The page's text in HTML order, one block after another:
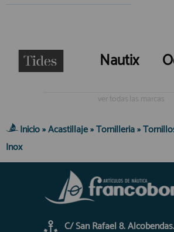
Nautix
ver todas las marcas
Inicio»Acastillaje»Tornilleria»
Inox
C/ San Rafael 8.